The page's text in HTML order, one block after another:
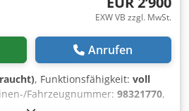
EXW VB zzgl. MwSt.
Anrufen
, Funktionsfähigkeit: voll
Fahrzeugnummer: 98321770,